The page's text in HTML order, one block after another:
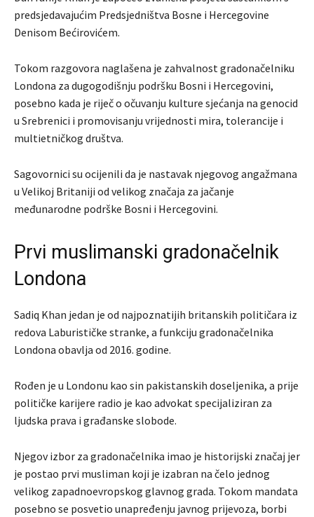
predsjedavajućim Predsjedništva Bosne i Hercegovine
Denisom Bećirovićem.
Tokom razgovora naglašena je zahvalnost gradonačelniku
Londona za dugogodišnju podršku Bosni i Hercegovini,
posebno kada je riječ o očuvanju kulture sjećanja na genocid
u Srebrenici i promovisanju vrijednosti mira, tolerancije i
multietničkog društva.
Sagovornici su ocijenili da je nastavak njegovog angažmana
u Velikoj Britaniji od velikog značaja za jačanje
međunarodne podrške Bosni i Hercegovini.
Prvi muslimanski gradonačelnik
Londona
Sadiq Khan jedan je od najpoznatijih britanskih političara iz
redova Laburističke stranke, a funkciju gradonačelnika
Londona obavlja od 2016. godine.
Rođen je u Londonu kao sin pakistanskih doseljenika, a prije
političke karijere radio je kao advokat specijaliziran za
ljudska prava i građanske slobode.
Njegov izbor za gradonačelnika imao je historijski značaj jer
je postao prvi musliman koji je izabran na čelo jednog
velikog zapadnoevropskog glavnog grada. Tokom mandata
posebno se posvetio unapređenju javnog prijevoza, borbi